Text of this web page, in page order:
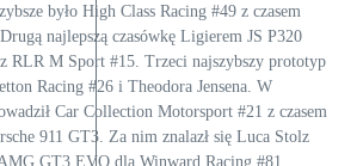
było High Class Racing #49 z czasem
najlepszą czasówkę Ligierem JS P320
RLR M Sport #15. Trzeci najszybszy prototyp
Racing #26 i Theodora Jensena. W
Car Collection Motorsport #21 z czasem
911 GT3. Za nim znalazł się Luca Stolz
GT3 EVO dla Winward Racing #81.